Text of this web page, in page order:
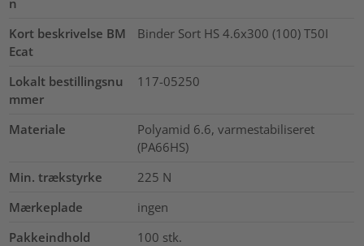
Kort beskrivelse BM
Ecat
Binder Sort HS 4.6x300 (100) T50I
Lokalt bestillingsnu
mmer
117-05250
Materiale
Polyamid 6.6, varmestabiliseret
(PA66HS)
Min. trækstyrke
225 N
Mærkeplade
ingen
Pakkeindhold
100 stk.